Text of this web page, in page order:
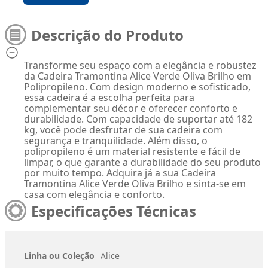
Descrição do Produto
Transforme seu espaço com a elegância e robustez
da Cadeira Tramontina Alice Verde Oliva Brilho em
Polipropileno. Com design moderno e sofisticado,
essa cadeira é a escolha perfeita para
complementar seu décor e oferecer conforto e
durabilidade. Com capacidade de suportar até 182
kg, você pode desfrutar de sua cadeira com
segurança e tranquilidade. Além disso, o
polipropileno é um material resistente e fácil de
limpar, o que garante a durabilidade do seu produto
por muito tempo. Adquira já a sua Cadeira
Tramontina Alice Verde Oliva Brilho e sinta-se em
casa com elegância e conforto.
Especificações Técnicas
Linha ou Coleção Alice